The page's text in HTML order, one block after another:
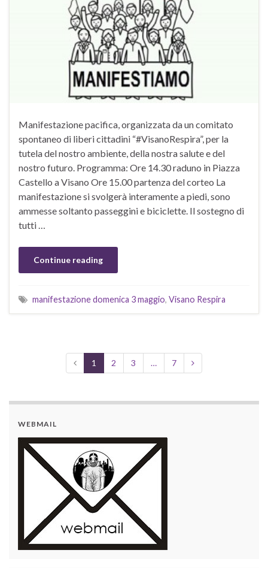
Manifestazione pacifica, organizzata da un comitato
spontaneo di liberi cittadini “#VisanoRespira”, per la
tutela del nostro ambiente, della nostra salute e del
nostro futuro. Programma: Ore 14.30 raduno in Piazza
Castello a Visano Ore 15.00 partenza del corteo La
manifestazione si svolgerà interamente a piedi, sono
ammesse soltanto passeggini e biciclette. Il sostegno di
tutti …
Continue reading
manifestazione domenica 3 maggio, Visano Respira
1 2 3 … 7
WEBMAIL